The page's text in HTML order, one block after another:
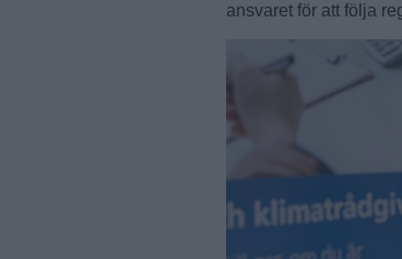
ansvaret för att följa